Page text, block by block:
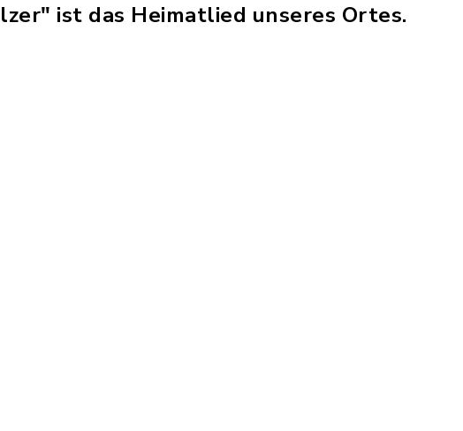
ist das Heimatlied unseres Ortes.